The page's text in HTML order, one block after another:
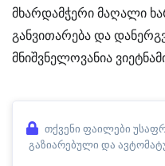
მხარდამჭერი მაღალი
განვითარება და
მნიშვნელოვანია
თქვენი ფაილები
გაზიარებული და